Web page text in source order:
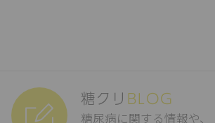
糖クリ BLOG
糖尿病に関する情報や、